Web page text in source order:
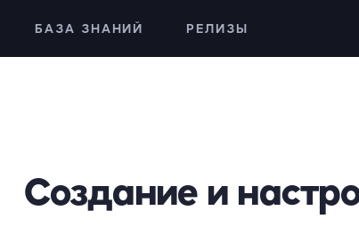
БАЗА ЗНАНИЙ РЕЛИЗЫ
Создание и